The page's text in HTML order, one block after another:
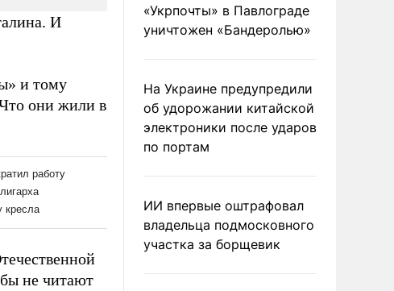
И
и тому
они жили в
не читают
«Укрпочты» в Павлограде
уничтожен «Бандеролью»
На Украине предупредили
об удорожании китайской
электроники после ударов
по портам
ИИ впервые оштрафовал
владельца подмосковного
участка за борщевик